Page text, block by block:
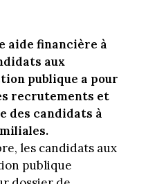
aide financière à
aux
publique a pour
recrutements et
des candidats à
les candidats aux
publique